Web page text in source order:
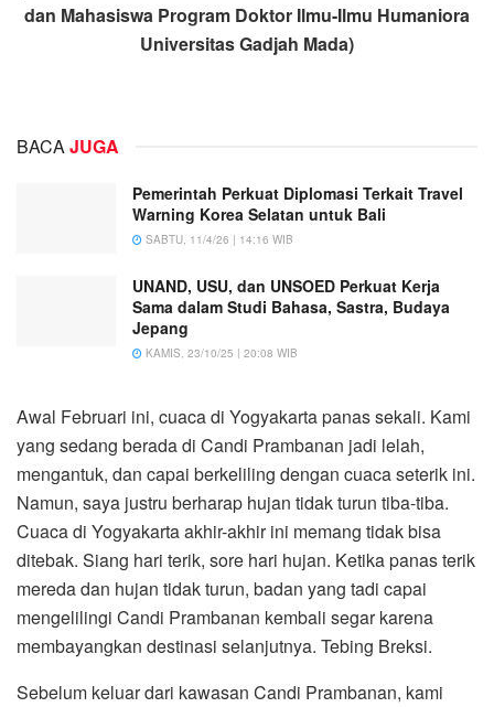
dan Mahasiswa Program Doktor Ilmu-Ilmu Humaniora
Universitas Gadjah Mada)
BACAJUGA
Pemerintah Perkuat Diplomasi Terkait Travel
Warning Korea Selatan untuk Bali
SABTU, 11/4/26 | 14:16 WIB
UNAND, USU, dan UNSOED Perkuat Kerja
Sama dalam Studi Bahasa, Sastra, Budaya
Jepang
KAMIS, 23/10/25 | 20:08 WIB
Awal Februari ini, cuaca di Yogyakarta panas sekali. Kami
yang sedang berada di Candi Prambanan jadi lelah,
mengantuk, dan capai berkeliling dengan cuaca seterik ini.
Namun, saya justru berharap hujan tidak turun tiba-tiba.
Cuaca di Yogyakarta akhir-akhir ini memang tidak bisa
ditebak. Siang hari terik, sore hari hujan. Ketika panas terik
mereda dan hujan tidak turun, badan yang tadi capai
mengelilingi Candi Prambanan kembali segar karena
membayangkan destinasi selanjutnya. Tebing Breksi.
Sebelum keluar dari kawasan Candi Prambanan, kami